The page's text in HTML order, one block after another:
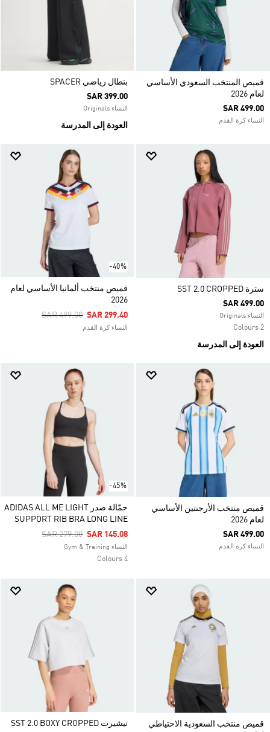
قميص المنتخب السعودي الأساسي
لعام 2026
SAR 499.00
النساء كرة القدم
بنطال رياضي SPACER
SAR 399.00
النساء Originals
العودة إلى المدرسة
سترة SST 2.0 CROPPED
SAR 499.00
النساء Originals
2 Colours
العودة إلى المدرسة
-40%
قميص منتخب ألمانيا الأساسي لعام
2026
Price Reduced From
SAR 499.00ToSAR 299.40
النساء كرة القدم
قميص منتخب الأرجنتين الأساسي
لعام 2026
SAR 499.00
النساء كرة القدم
-45%
حمّالة صدر ADIDAS ALL ME LIGHT
SUPPORT RIB BRA LONG LINE
Price Reduced From
SAR 279.00ToSAR 145.08
النساء Gym & Training
4 Colours
قميص منتخب السعودية الاحتياطي
تيشيرت SST 2.0 BOXY CROPPED